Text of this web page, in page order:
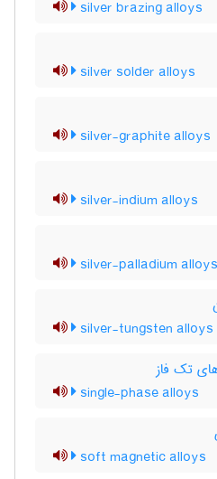
silver brazing alloys
silver solder alloys
silver-graphite alloys
silver-indium alloys
silver-palladium alloys
silver-tungsten alloys
تک فاز
single-phase alloys
soft magnetic alloys